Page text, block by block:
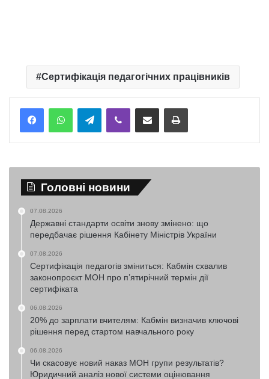
Сертифікація педагогічних працівників
TelegramViber Надіслати електронною поштоюНадрукувати
Головні новини
07.08.2026
Державні стандарти освіти знову змінено: що
передбачає рішення Кабінету Міністрів України
07.08.2026
Сертифікація педагогів зміниться: Кабмін схвалив
законопроєкт МОН про п’ятирічний термін дії
сертифіката
06.08.2026
20% до зарплати вчителям: Кабмін визначив ключові
рішення перед стартом навчального року
06.08.2026
Чи скасовує новий наказ МОН групи результатів?
Юридичний аналіз нової системи оцінювання